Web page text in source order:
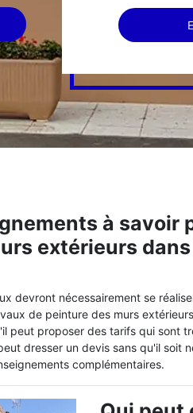
à savoir
extérieurs
devront nécessairement se
de peinture des murs
peut proposer des tarifs qui sont
dresser un devis sans qu'il soit
complémentaires.